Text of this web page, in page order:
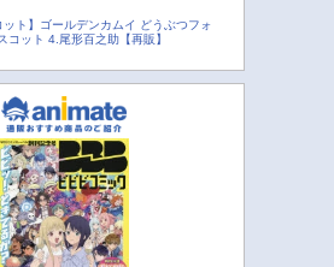
ット】ゴールデンカムイ どうぶつフォ
コット 4.尾形百之助【再販】